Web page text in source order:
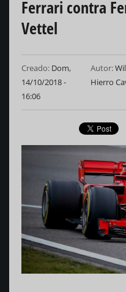
Ferrari contra
Vettel
Creado: Dom,
14/10/2018 -
16:06
Autor:
Hierro